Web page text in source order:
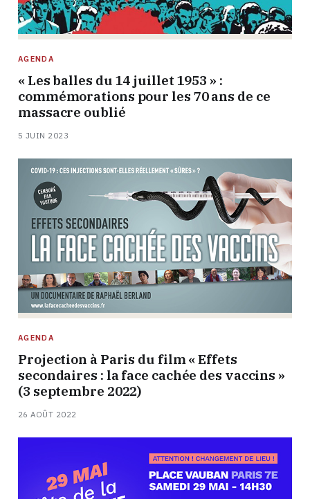
AGENDA
« Les balles du 14 juillet 1953 » :
commémorations pour les 70 ans de ce
massacre oublié
5 JUIN 2023
AGENDA
Projection à Paris du film « Effets
secondaires : la face cachée des vaccins »
(3 septembre 2022)
26 AOÛT 2022